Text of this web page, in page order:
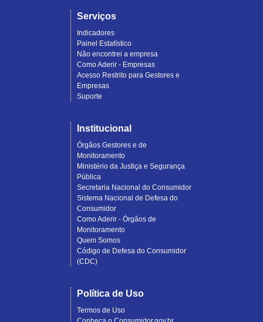
Serviços
Indicadores
Painel Estatístico
Não encontrei a empresa
Como Aderir - Empresas
Acesso Restrito para Gestores e
Empresas
Suporte
Institucional
Órgãos Gestores e de
Monitoramento
Ministério da Justiça e Segurança
Pública
Secretaria Nacional do Consumidor
Sistema Nacional de Defesa do
Consumidor
Como Aderir - Órgãos de
Monitoramento
Quem Somos
Código de Defesa do Consumidor
(CDC)
Política de Uso
Termos de Uso